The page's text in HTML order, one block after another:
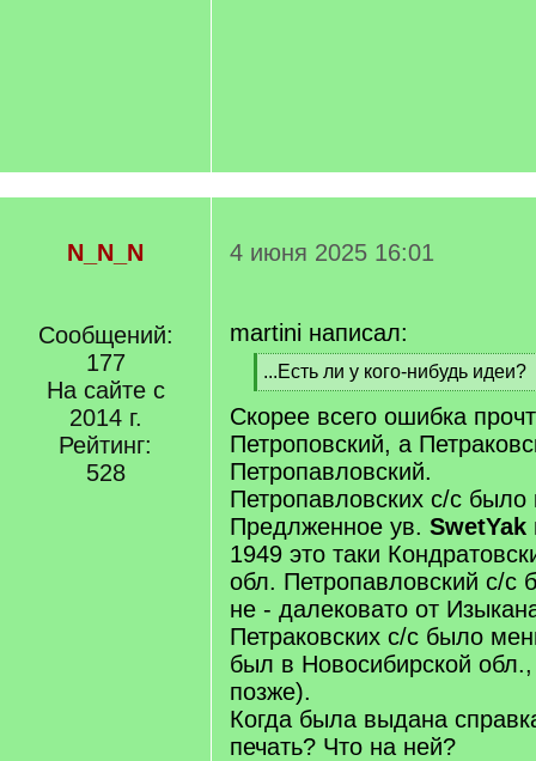
N_N_N
Сообщений:
177
На сайте с
2014 г.
Рейтинг:
528
4 июня 2025 16:01
martini написал:
q
]
...Есть ли у кого-нибудь идеи?
[
/
q
]
Скорее всего ошибка
Петроповский, а
Петропавловский.
Петропавловских с/с было
Предлженное ув. SwetYak
1949 это таки
обл. Петропавловский с/с
не - далековато от
Петраковских с/с было
был в Новосибирской
позже).
Когда была выдана
печать? Что на ней?